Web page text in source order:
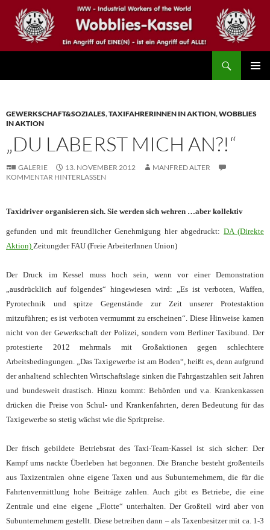
Inhalt
springen
GEWERKSCHAFT&SOZIALES,TAXIFAHRERINNEN IN AKTION,WOBBLIES
IN AKTION
„DU LABERST MICH AN?!“
GALERIE 13. NOVEMBER 2012
MANFRED ALTER
KOMMENTAR HINTERLASSEN
Taxidriver organisieren sich. Sie werden sich wehren …aber kollektiv
gefunden und mit freundlicher Genehmigung hier abgedruckt: DA (Direkte
Aktion) Zeitungder FAU (Freie ArbeiterInnen Union)
Der Druck im Kessel muss hoch sein, wenn vor einer Demonstration
„ausdrücklich auf folgendes“ hingewiesen wird: „Es ist verboten, Waffen,
Pyrotechnik und spitze Gegenstände zur Zeit unserer Protestaktion
mitzuführen; es ist verboten vermummt zu erscheinen“. Diese Hinweise kamen
nicht von der Gewerkschaft der Polizei, sondern vom Berliner Taxibund. Der
protestierte 2012 mehrmals mit Großaktionen gegen schlechtere
Arbeitsbedingungen. „Das Taxigewerbe ist am Boden“, heißt es, denn aufgrund
der anhaltend schlechten Wirtschaftslage sinken die Fahrgastzahlen seit Jahren
und bundesweit drastisch. Hinzu kommt: Behörden und v.a. Krankenkassen
drücken die Preise von Schul- und Krankenfahrten, deren Bedeutung für das
Taxigewerbe so stetig wächst wie die Spritpreise.
Der frisch gebildete Betriebsrat des Taxi-Team-Kassel ist sich sicher: Der
Kampf ums nackte Überleben hat begonnen. Die Branche besteht großenteils
aus Taxizentralen ohne eigene Taxen und aus Subunternehmern, die für die
Fahrtenvermittlung hohe Beiträge zahlen. Auch gibt es Betriebe, die eine
Zentrale und eine eigene „Flotte“ unterhalten. Der Großteil wird aber von
Subunternehmern gestellt. Diese betreiben dann – als Taxenbesitzer mit ca. 1-3